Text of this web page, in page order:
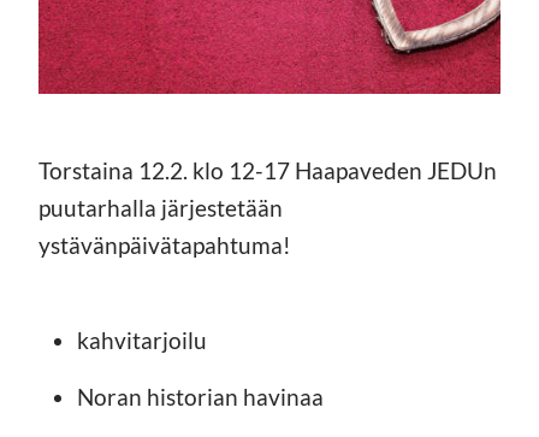
Torstaina 12.2. klo 12-17 Haapaveden JEDUn
puutarhalla järjestetään
ystävänpäivätapahtuma!
kahvitarjoilu
Noran historian havinaa